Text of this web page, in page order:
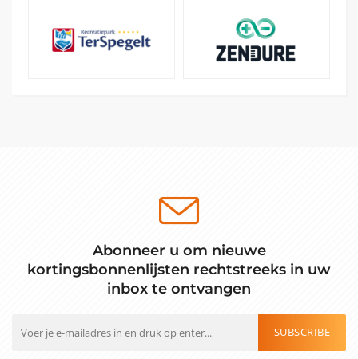
Abonneer u om nieuwe
kortingsbonnenlijsten rechtstreeks in uw
inbox te ontvangen
SUBSCRIBE